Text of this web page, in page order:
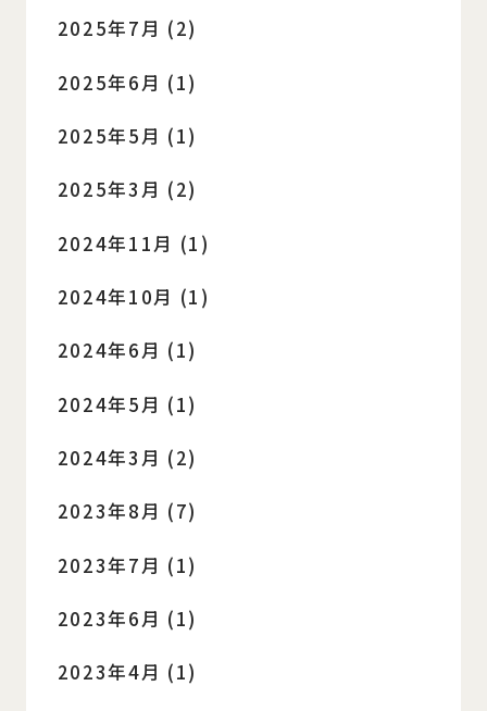
2025年7月 (2)
2025年6月 (1)
2025年5月 (1)
2025年3月 (2)
2024年11月 (1)
2024年10月 (1)
2024年6月 (1)
2024年5月 (1)
2024年3月 (2)
2023年8月 (7)
2023年7月 (1)
2023年6月 (1)
2023年4月 (1)